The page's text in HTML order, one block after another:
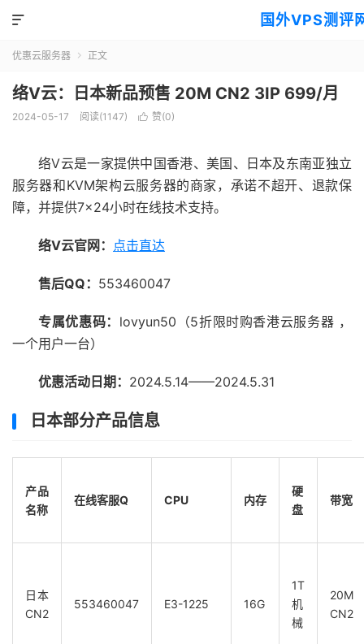
国外VPS测评

优惠云服务器  正文
络V云：日本新品预售 20M CN2 3IP 699/月
2024-05-17 阅读(1147)  赞(0)
络V云是一家提供中国香港、美国、日本及东南亚独立
服务器和KVM架构云服务器的商家，承诺不超开、退款保
障，并提供7×24小时在线技术支持。
络V云官网： 点击直达
售后QQ： 553460047
专属优惠码： lovyun50（5折限时购香港云服务器 ，
一个用户一台）
优惠活动日期： 2024.5.14——2024.5.31
日本部分产品信息
产品
名称
在线客服Q CPU 内存
硬
盘
带宽
日本
CN2
553460047 E3-1225 16G
1T
机
械
20M
CN2